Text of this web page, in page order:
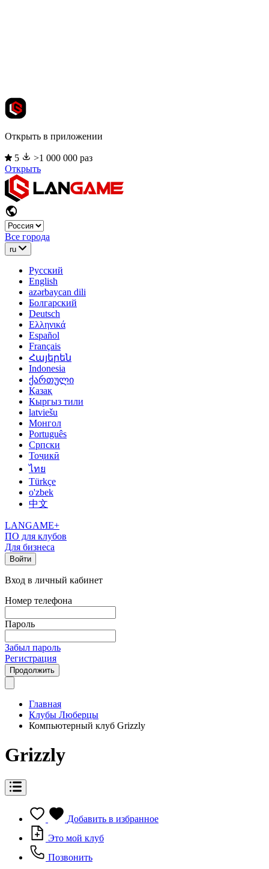
Открыть в приложении
5
>1 000 000 раз
Открыть
Все города
ru
Русский
English
azərbaycan dili
Болгарский
Deutsch
Ελληνικά
Español
Français
Հայերեն
Indonesia
ქართული
Қазақ
Кыргыз тили
latviešu
Монгол
Português
Српски
Тоҷикӣ
ไทย
Türkçe
o'zbek
中文
LANGAME+
ПО для клубов
Для бизнеса
Войти
Вход в личный кабинет
Номер телефона
Пароль
Забыл пароль
Регистрация
Продолжить
Главная
Клубы Люберцы
Компьютерный клуб Grizzly
Grizzly
Добавить в избранное
Это мой клуб
Позвонить